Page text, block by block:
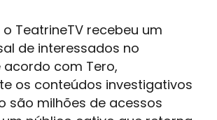
TeatrineTV recebeu um
de interessados no
com Tero,
os conteúdos investigativos
são milhões de acessos